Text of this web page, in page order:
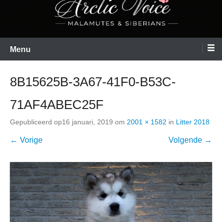
Menu
8B15625B-3A67-41F0-B53C-
71AF4ABEC25F
Gepubliceerd op16 januari, 2019 om 2001 × 1582 in Litter 2018
← Vorige Volgende →